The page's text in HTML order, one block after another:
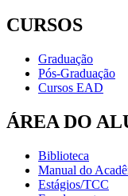
CURSOS
Graduação
Pós-Graduação
Cursos EAD
ÁREA DO
Biblioteca
Manual do
Estágios/TCC